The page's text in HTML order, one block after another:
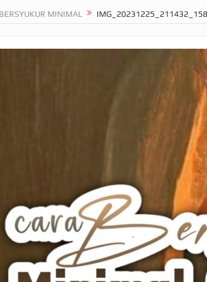
BAGAIMANA CARA MEMBAYAR ZAKAT
HUKUM MEMBAYAR ZAKAT KEPADA
MINIMAL IMG_20231225_211432_158